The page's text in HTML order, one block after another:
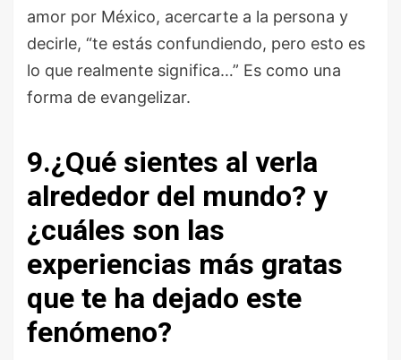
amor por México, acercarte a la persona y
decirle, “te estás confundiendo, pero esto es
lo que realmente significa…” Es como una
forma de evangelizar.
9.¿Qué sientes al verla
alrededor del mundo? y
¿cuáles son las
experiencias más gratas
que te ha dejado este
fenómeno?